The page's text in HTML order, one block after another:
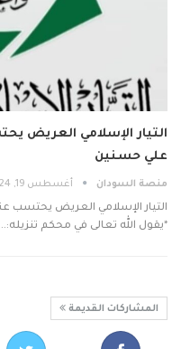
التيار الإسلامي العريض
علي حسنين
منصة السودان أغسطس 19, 2024
التيار الإسلامي العريض يحتسب
*يقول الله تعالى في محكم تنزيله:…
المشاركات القديمة